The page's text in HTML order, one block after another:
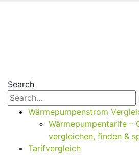
Search
Wärmepumpenstrom
Wärmepumpentarife –
vergleichen, finden &
Tarifvergleich